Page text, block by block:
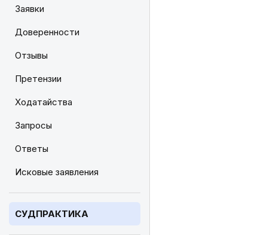
Заявки
Доверенности
Отзывы
Претензии
Ходатайства
Запросы
Ответы
Исковые заявления
СУДПРАКТИКА